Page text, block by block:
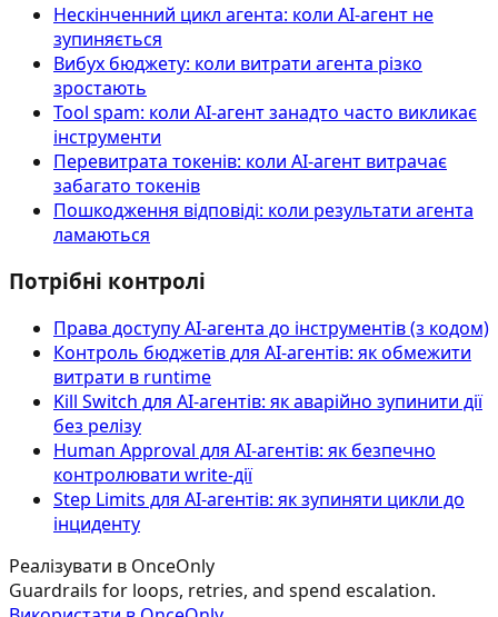
Нескінченний цикл агента: коли AI-агент не
зупиняється
Вибух бюджету: коли витрати агента різко
зростають
Tool spam: коли AI-агент занадто часто викликає
інструменти
Перевитрата токенів: коли AI-агент витрачає
забагато токенів
Пошкодження відповіді: коли результати агента
ламаються
Потрібні контролі
Права доступу AI‑агента до інструментів (з кодом)
Контроль бюджетів для AI-агентів: як обмежити
витрати в runtime
Kill Switch для AI-агентів: як аварійно зупинити дії
без релізу
Human Approval для AI-агентів: як безпечно
контролювати write-дії
Step Limits для AI-агентів: як зупиняти цикли до
інциденту
Реалізувати в OnceOnly
Guardrails for loops, retries, and spend escalation.